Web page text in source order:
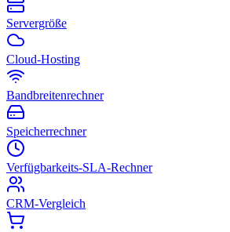
Servergröße
Cloud-Hosting
Bandbreitenrechner
Speicherrechner
Verfügbarkeits-SLA-Rechner
CRM-Vergleich